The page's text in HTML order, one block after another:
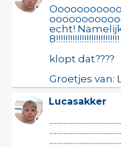
echt!
8!!!!!!!!!!!!!!!!!!!!!!!!!!!
klopt dat????
Groetjes van:
Lucasakker